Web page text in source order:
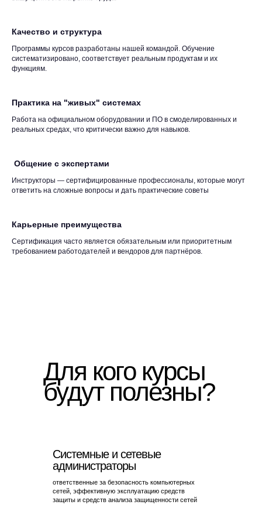
Качество и структура
Программы курсов разработаны нашей командой. Обучение
систематизировано, соответствует реальным продуктам и их
функциям.
Практика на "живых" системах
Работа на официальном оборудовании и ПО в смоделированных и
реальных средах, что критически важно для навыков.
Общение с экспертами
Инструкторы — сертифицированные профессионалы, которые могут
ответить на сложные вопросы и дать практические советы
Карьерные преимущества
Сертификация часто является обязательным или приоритетным
требованием работодателей и вендоров для партнёров.
Системные и сетевые
администраторы
ответственные за безопасность компьютерных
сетей, эффективную эксплуатацию средств
защиты и средств анализа защищенности сетей
Для кого курсы
будут полезны?